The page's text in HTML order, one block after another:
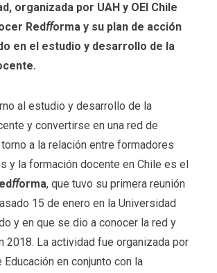
organizada por UAH y OEI Chile
Redfforma y su plan de acción
en el estudio y desarrollo de la
al estudio y desarrollo de la
y convertirse en una red de
a la relación entre formadores
y la formación docente en Chile es el
fforma, que tuvo su primera reunión
15 de enero en la Universidad
y en que se dio a conocer la red y
2018. La actividad fue organizada por
Educación en conjunto con la